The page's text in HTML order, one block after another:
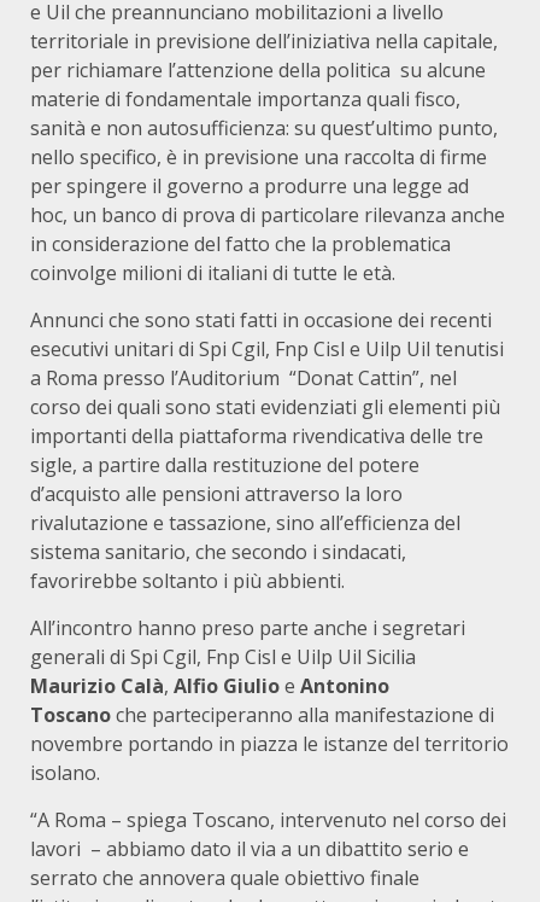
e Uil che preannunciano mobilitazioni a livello
territoriale in previsione dell’iniziativa nella capitale,
per richiamare l’attenzione della politica su alcune
materie di fondamentale importanza quali fisco,
sanità e non autosufficienza: su quest’ultimo punto,
nello specifico, è in previsione una raccolta di firme
per spingere il governo a produrre una legge ad
hoc, un banco di prova di particolare rilevanza anche
in considerazione del fatto che la problematica
coinvolge milioni di italiani di tutte le età.
Annunci che sono stati fatti in occasione dei recenti
esecutivi unitari di Spi Cgil, Fnp Cisl e Uilp Uil tenutisi
a Roma presso l’Auditorium “Donat Cattin”, nel
corso dei quali sono stati evidenziati gli elementi più
importanti della piattaforma rivendicativa delle tre
sigle, a partire dalla restituzione del potere
d’acquisto alle pensioni attraverso la loro
rivalutazione e tassazione, sino all’efficienza del
sistema sanitario, che secondo i sindacati,
favorirebbe soltanto i più abbienti.
All’incontro hanno preso parte anche i segretari
generali di Spi Cgil, Fnp Cisl e Uilp Uil Sicilia
Maurizio Calà, Alfio Giulioe Antonino
Toscanoche parteciperanno alla manifestazione di
novembre portando in piazza le istanze del territorio
isolano.
“A Roma – spiega Toscano, intervenuto nel corso dei
lavori – abbiamo dato il via a un dibattito serio e
serrato che annovera quale obiettivo finale